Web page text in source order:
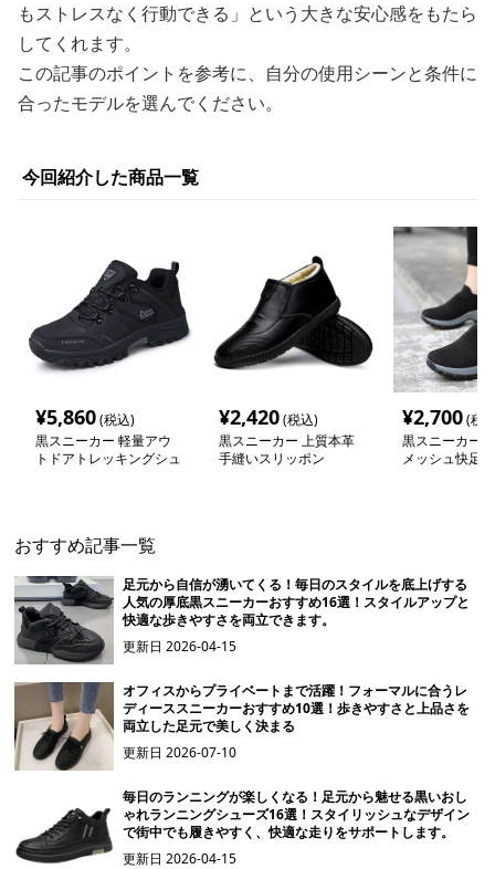
もストレスなく行動できる」という大きな安心感をもたら
してくれます。
この記事のポイントを参考に、自分の使用シーンと条件に
合ったモデルを選んでください。
今回紹介した商品一覧
¥5,860(税込)
黒スニーカー 軽量アウ
トドアトレッキングシュ
¥2,420(税込)
黒スニーカー 上質本革
手縫いスリッポン
¥2,700(税
黒スニーカー
メッシュ快足
おすすめ記事一覧
足元から自信が湧いてくる！毎日のスタイルを底上げする
人気の厚底黒スニーカーおすすめ16選！スタイルアップと
快適な歩きやすさを両立できます。
更新日2026-04-15
オフィスからプライベートまで活躍！フォーマルに合うレ
ディーススニーカーおすすめ10選！歩きやすさと上品さを
両立した足元で美しく決まる
更新日2026-07-10
毎日のランニングが楽しくなる！足元から魅せる黒いおし
ゃれランニングシューズ16選！スタイリッシュなデザイン
で街中でも履きやすく、快適な走りをサポートします。
更新日2026-04-15